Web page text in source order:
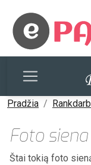
Pradžia
Foto
Štai tokią foto